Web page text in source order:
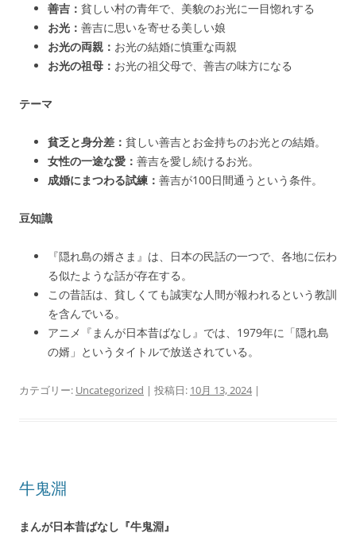
善吉： 貧しい村の青年で、美貌のお光に一目惚れする
お光： 善吉に思いを寄せる美しい娘
お光の両親： お光の結婚に慎重な両親
お光の祖母： お光の祖父母で、善吉の味方になる
テーマ
貧乏と身分差： 貧しい善吉とお金持ちのお光との結婚。
女性の一途な愛： 善吉を愛し続けるお光。
成婚にまつわる試練： 善吉が100日間通うという条件。
豆知識
『隠れ島の婿さま』は、日本の民話の一つで、各地に伝わ
る似たような話が存在する。
この昔話は、貧しくても誠実な人間が報われるという教訓
を含んでいる。
アニメ『まんが日本昔ばなし』では、1979年に「隠れ島
の婿」というタイトルで放送されている。
カテゴリー: Uncategorized | 投稿日: 10月 13, 2024|
牛鬼淵
まんが日本昔ばなし『牛鬼淵』